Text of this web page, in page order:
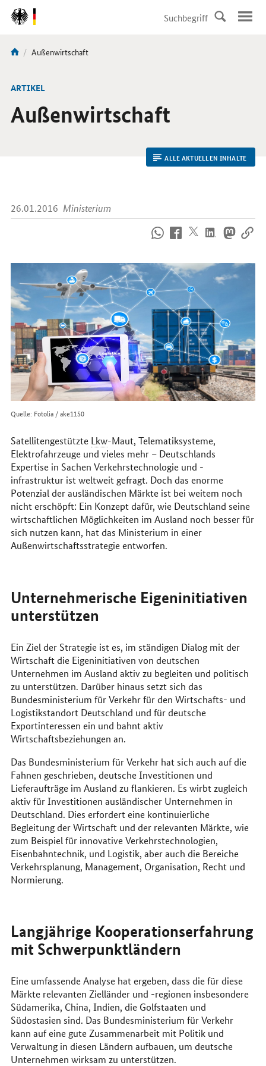
DirektZu:
Navigation
Sie
hier:
Aktuelle
Außenwirtschaft
ARTIKEL
Außenwirtschaft
ALLE AKTUELLEN INHALTE
26.01.2016 Ministerium
uns
Internet
Quelle: Fotolia / ake1150
Satellitengestützte Lkw-Maut, Telematiksysteme,
Elektrofahrzeuge und vieles mehr – Deutschlands
Expertise in Sachen Verkehrstechnologie und -
infrastruktur ist weltweit gefragt. Doch das enorme
Potenzial der ausländischen Märkte ist bei weitem noch
nicht erschöpft: Ein Konzept dafür, wie Deutschland seine
wirtschaftlichen Möglichkeiten im Ausland noch besser für
sich nutzen kann, hat das Ministerium in einer
Außenwirtschaftsstrategie entworfen.
Unternehmerische Eigeninitiativen
unterstützen
Ein Ziel der Strategie ist es, im ständigen Dialog mit der
Wirtschaft die Eigeninitiativen von deutschen
Unternehmen im Ausland aktiv zu begleiten und politisch
zu unterstützen. Darüber hinaus setzt sich das
Bundesministerium für Verkehr für den Wirtschafts- und
Logistikstandort Deutschland und für deutsche
Exportinteressen ein und bahnt aktiv
Wirtschaftsbeziehungen an.
Das Bundesministerium für Verkehr hat sich auch auf die
Fahnen geschrieben, deutsche Investitionen und
Lieferaufträge im Ausland zu flankieren. Es wirbt zugleich
aktiv für Investitionen ausländischer Unternehmen in
Deutschland. Dies erfordert eine kontinuierliche
Begleitung der Wirtschaft und der relevanten Märkte, wie
zum Beispiel für innovative Verkehrstechnologien,
Eisenbahntechnik, und Logistik, aber auch die Bereiche
Verkehrsplanung, Management, Organisation, Recht und
Normierung.
Langjährige Kooperationserfahrung
mit Schwerpunktländern
Eine umfassende Analyse hat ergeben, dass die für diese
Märkte relevanten Zielländer und -regionen insbesondere
Südamerika, China, Indien, die Golfstaaten und
Südostasien sind. Das Bundesministerium für Verkehr
kann auf eine gute Zusammenarbeit mit Politik und
Verwaltung in diesen Ländern aufbauen, um deutsche
Unternehmen wirksam zu unterstützen.